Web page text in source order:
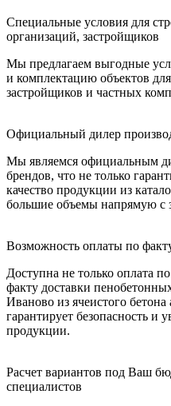
Специальные условия для
организаций, застройщиков
Мы предлагаем выгодные
и комплектацию объектов
застройщиков и частных
Официальный дилер
Мы являемся официальным
брендов, что не только
качество продукции из
большие объемы напрямую с
Возможность оплаты по
Доступна не только оплата
факту доставки
Иваново из ячеистого бетона
гарантирует безопасность и
продукции.
Расчет вариантов под Ваш
специалистов